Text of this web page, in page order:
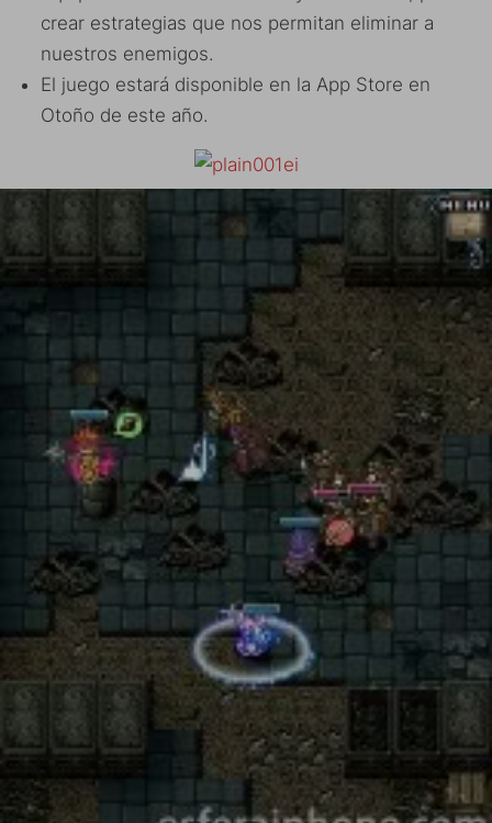
crear estrategias que nos permitan eliminar a
nuestros enemigos.
El juego estará disponible en la App Store en
Otoño de este año.